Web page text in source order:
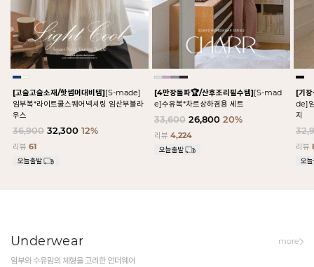
[고슬고슬소재/핫썸머대비템][S-made]
임부복*라이트쿨스퀘어넥셔링 임산부블라
우스
36,900 32,300 12%
리뷰 61
[4만장돌파🏆/산후조리필수템][S-mad
e]수유복*차르상하겸용 세트
33,600 26,800 20%
리뷰4,224
[기
de]
지
리뷰
Underwear
임부와 수유맘의 체형을 고려한 언더웨어
more